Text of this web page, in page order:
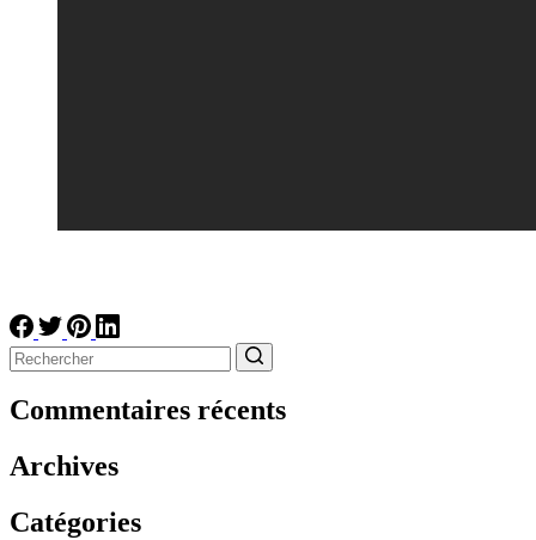
résultat
Commentaires récents
Archives
Catégories